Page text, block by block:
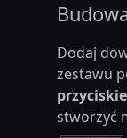
Dodaj
zestawu
stworzyć